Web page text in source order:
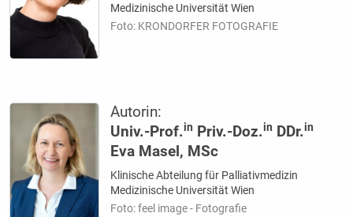
Medizinische Universität Wien
Foto: KRONDORFER FOTOGRAFIE
Autorin:
Univ.-Prof.in Priv.-Doz.in DDr.in
Eva Masel, MSc
Klinische Abteilung für Palliativmedizin
Medizinische Universität Wien
Foto: feel image - Fotografie